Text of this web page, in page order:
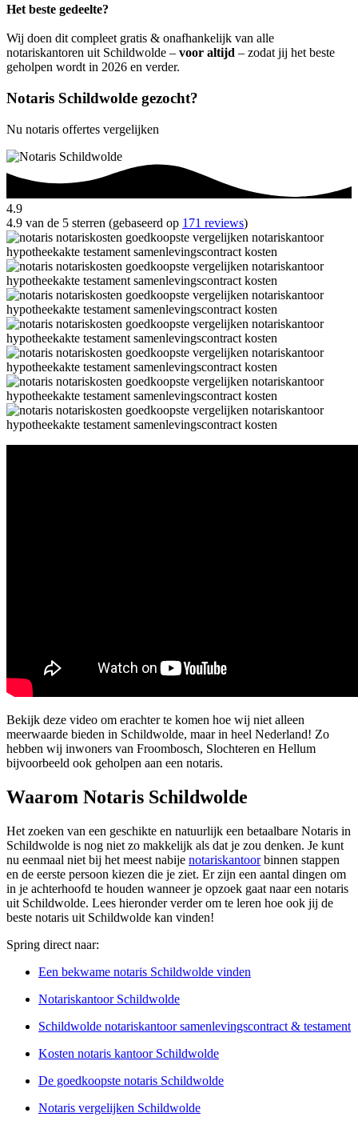
Het beste gedeelte?
Wij doen dit compleet gratis & onafhankelijk van alle
notariskantoren uit Schildwolde – voor altijd – zodat jij het beste
geholpen wordt in 2026 en verder.
Notaris Schildwolde gezocht?
Nu notaris offertes vergelijken
4.9
4.9 van de 5 sterren (gebaseerd op 171 reviews)
Bekijk deze video om erachter te komen hoe wij niet alleen
meerwaarde bieden in Schildwolde, maar in heel Nederland! Zo
hebben wij inwoners van Froombosch, Slochteren en Hellum
bijvoorbeeld ook geholpen aan een notaris.
Waarom Notaris Schildwolde
Het zoeken van een geschikte en natuurlijk een betaalbare Notaris in
Schildwolde is nog niet zo makkelijk als dat je zou denken. Je kunt
nu eenmaal niet bij het meest nabije notariskantoorbinnen stappen
en de eerste persoon kiezen die je ziet. Er zijn een aantal dingen om
in je achterhoofd te houden wanneer je opzoek gaat naar een notaris
uit Schildwolde. Lees hieronder verder om te leren hoe ook jij de
beste notaris uit Schildwolde kan vinden!
Spring direct naar:
Een bekwame notaris Schildwolde vinden
Notariskantoor Schildwolde
Schildwolde notariskantoor samenlevingscontract & testament
Kosten notaris kantoor Schildwolde
De goedkoopste notaris Schildwolde
Notaris vergelijken Schildwolde